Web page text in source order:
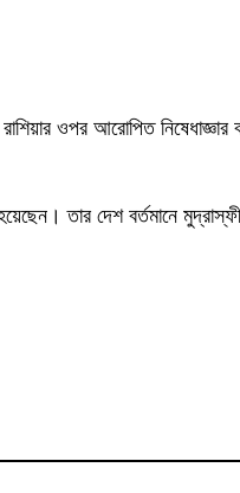
ওপর আরোপিত
হয়েছেন। তার দেশ বর্তমানে